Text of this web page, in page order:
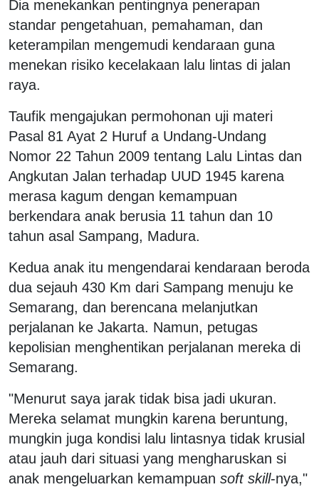
Dia menekankan pentingnya penerapan
standar pengetahuan, pemahaman, dan
keterampilan mengemudi kendaraan guna
menekan risiko kecelakaan lalu lintas di jalan
raya.
Taufik mengajukan permohonan uji materi
Pasal 81 Ayat 2 Huruf a Undang-Undang
Nomor 22 Tahun 2009 tentang Lalu Lintas dan
Angkutan Jalan terhadap UUD 1945 karena
merasa kagum dengan kemampuan
berkendara anak berusia 11 tahun dan 10
tahun asal Sampang, Madura.
Kedua anak itu mengendarai kendaraan beroda
dua sejauh 430 Km dari Sampang menuju ke
Semarang, dan berencana melanjutkan
perjalanan ke Jakarta. Namun, petugas
kepolisian menghentikan perjalanan mereka di
Semarang.
"Menurut saya jarak tidak bisa jadi ukuran.
Mereka selamat mungkin karena beruntung,
mungkin juga kondisi lalu lintasnya tidak krusial
atau jauh dari situasi yang mengharuskan si
anak mengeluarkan kemampuan soft skill-nya,"